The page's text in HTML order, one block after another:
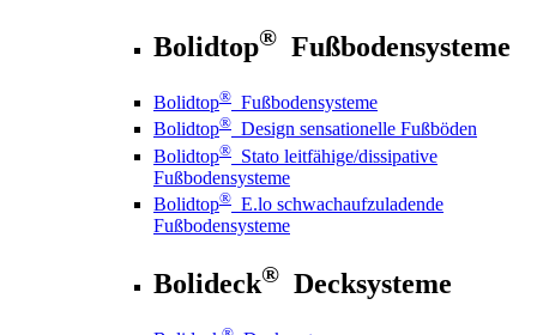
Bolidtop® Fußbodensysteme
Bolidtop® Fußbodensysteme
Bolidtop® Design sensationelle Fußböden
Bolidtop® Stato leitfähige/dissipative
Fußbodensysteme
Bolidtop® E.lo schwachaufzuladende
Fußbodensysteme
Bolideck® Decksysteme